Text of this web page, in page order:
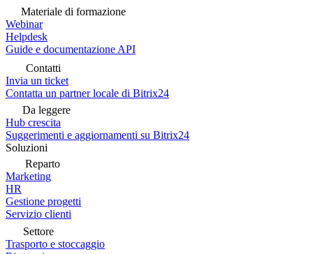
Materiale di formazione
Webinar
Helpdesk
Guide e documentazione API
Contatti
Invia un ticket
Contatta un partner locale di Bitrix24
Da leggere
Hub crescita
Suggerimenti e aggiornamenti su Bitrix24
Soluzioni
Reparto
Marketing
HR
Gestione progetti
Servizio clienti
Settore
Trasporto e stoccaggio